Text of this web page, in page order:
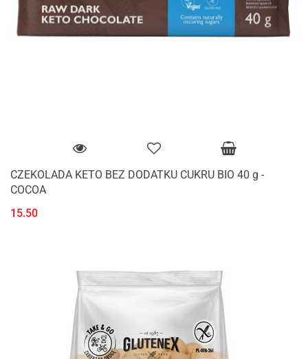
CZEKOLADA KETO BEZ DODATKU CUKRU BIO 40 g -
COCOA
15.50